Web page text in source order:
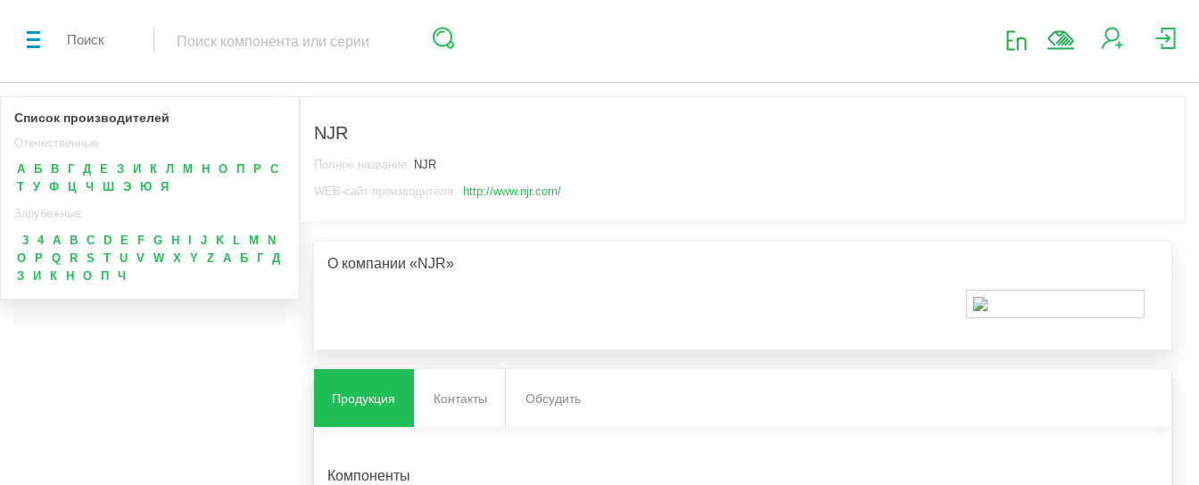
Поиск
Список производителей
Отечественные
А
Б В Г Д Е З И К Л М Н О П Р
С
Т
У Ф Ц Ч Ш Э Ю
Я
Зарубежные
3
4 A B C D E F G H J K L M
N
O
P Q R S T U V W X Y Z А Б Г
Д
З
И К Н О П Ч
NJR
Полное название: NJR
WEB-сайт производителя:
http://www.njr.com/
О компании «NJR»
Продукция Контакты Обсудить
Компоненты